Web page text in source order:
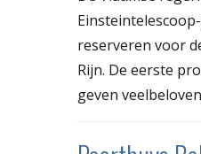
reserveren voor
Rijn. De eerste
geven